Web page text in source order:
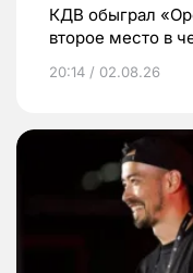
КДВ обыграл
второе место в
20:14 / 02.08.26